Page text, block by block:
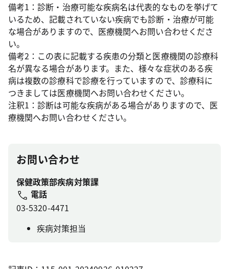
備考1：診断・治療可能な疾病名は代表的なものを挙げて
いるため、記載されていない疾病でも診断・治療が可能
な場合がありますので、医療機関へお問い合わせくださ
い。
備考2：この表に記載する疾患の分類と医療機関の診療科
名が異なる場合があります。また、様々な症状のある疾
病は複数の診療科で診療を行っていますので、診療科に
つきましては医療機関へお問い合わせください。
注釈1：診断は可能な疾病がある場合がありますので、医
療機関へお問い合わせください。
お問い合わせ
保健政策部疾病対策課
電話
03-5320-4471
疾病対策担当